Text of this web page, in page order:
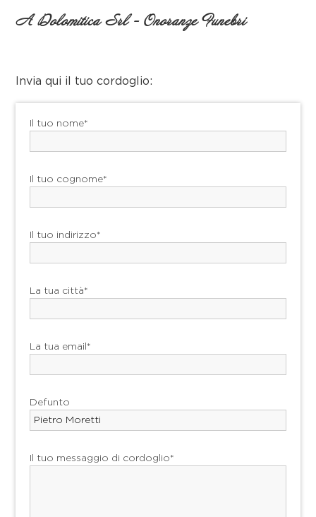
A Dolomitica Srl - Onoranze Funebri
Invia qui il tuo cordoglio:
Il tuo nome*
Il tuo cognome*
Il tuo indirizzo*
La tua città*
La tua email*
Defunto
Il tuo messaggio di cordoglio*